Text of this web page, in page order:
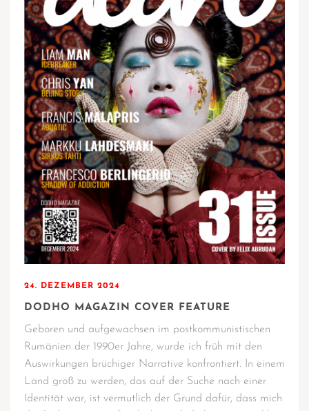
24. DEZEMBER 2024
DODHO MAGAZIN COVER FEATURE
Gebo­ren und auf­ge­wach­sen im post­kom­mu­nis­ti­schen
Rumä­ni­en der 1990er Jah­re, wur­de ich früh mit den
Aus­wir­kun­gen brü­chi­ger Nar­ra­ti­ve kon­fron­tiert. In einem
Land groß zu wer­den, das auf der Suche nach einer
Iden­ti­tät war, ist ver­mut­lich der Grund dafür, dass mich